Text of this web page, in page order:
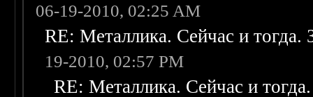
06-19-2010, 02:25 AM
RE: Металлика. Сейчас и
19-2010, 02:57 PM
RE: Металлика. Сейчас и